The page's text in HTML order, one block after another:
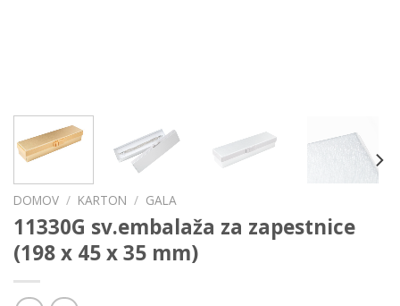
DOMOV / KARTON / GALA
11330G sv.embalaža za zapestnice
(198 x 45 x 35 mm)